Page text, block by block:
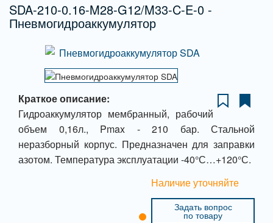
SDA-210-0.16-M28-G12/M33-C-E-0 -
Пневмогидроаккумулятор
Краткое описание:
Гидроаккумулятор мембранный, рабочий
объем 0,16л., Pmax - 210 бар. Стальной
неразборный корпус. Предназначен для заправки
азотом. Температура эксплуатации -40°С…+120°С.
Наличие уточняйте
Задать вопрос
по товару